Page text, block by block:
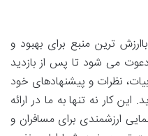
ترین منبع برای بهبود و
می شود تا پس از بازدید
نظرات و پیشنهادهای خود
کار نه تنها به ما در ارائه
ارزشمندی برای مسافران و